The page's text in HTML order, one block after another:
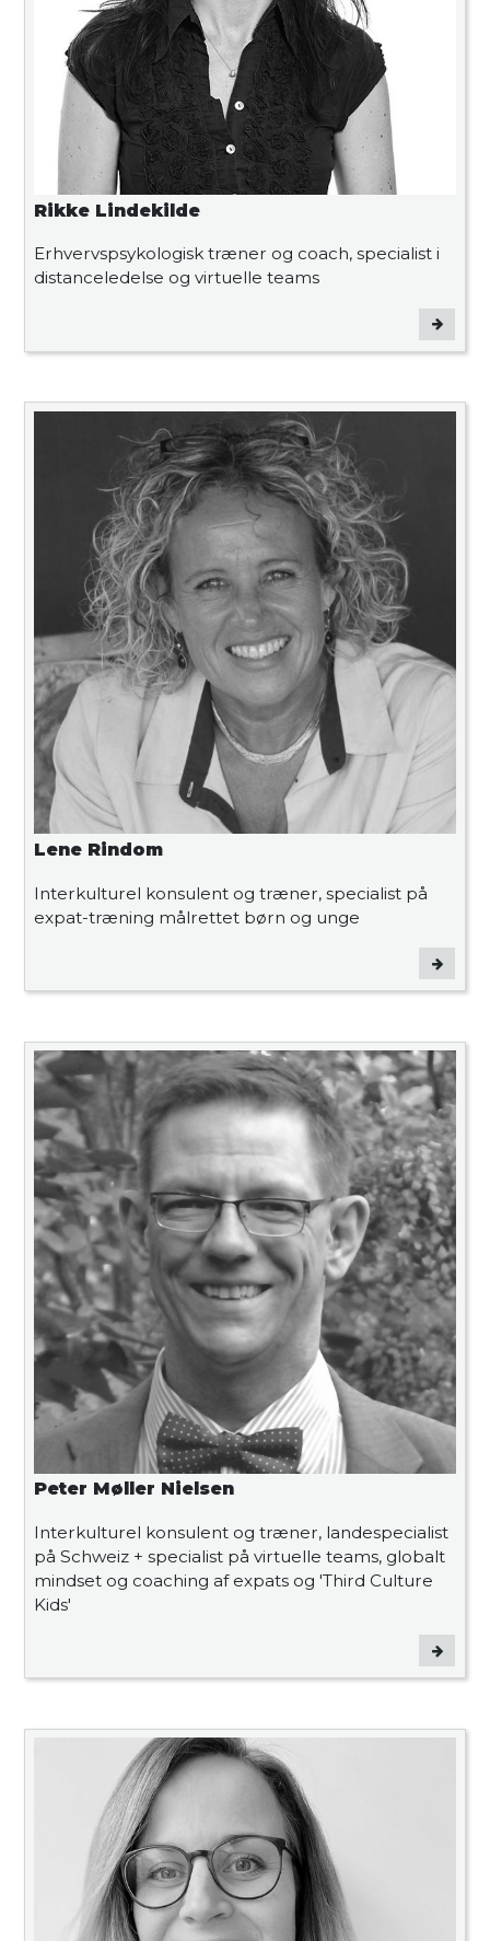
Rikke Lindekilde
Erhvervspsykologisk træner og coach, specialist i
distanceledelse og virtuelle teams
Lene Rindom
Interkulturel konsulent og træner, specialist på
expat-træning målrettet børn og unge
Peter Møller Nielsen
Interkulturel konsulent og træner, landespecialist
på Schweiz + specialist på virtuelle teams, globalt
mindset og coaching af expats og 'Third Culture
Kids'